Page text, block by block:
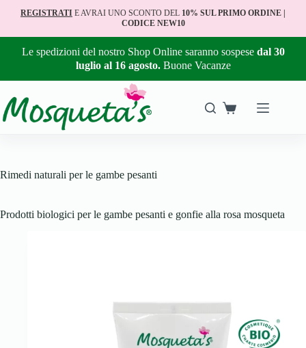
REGISTRATI E AVRAI UNO SCONTO DEL 10% SUL PRIMO ORDINE |
CODICE NEW10
Le spedizioni del nostro Shop Online saranno sospese dal 30
luglio al 16 agosto. Buone Vacanze
Rimedi naturali per le gambe pesanti
Prodotti biologici per le gambe pesanti e gonfie alla rosa mosqueta